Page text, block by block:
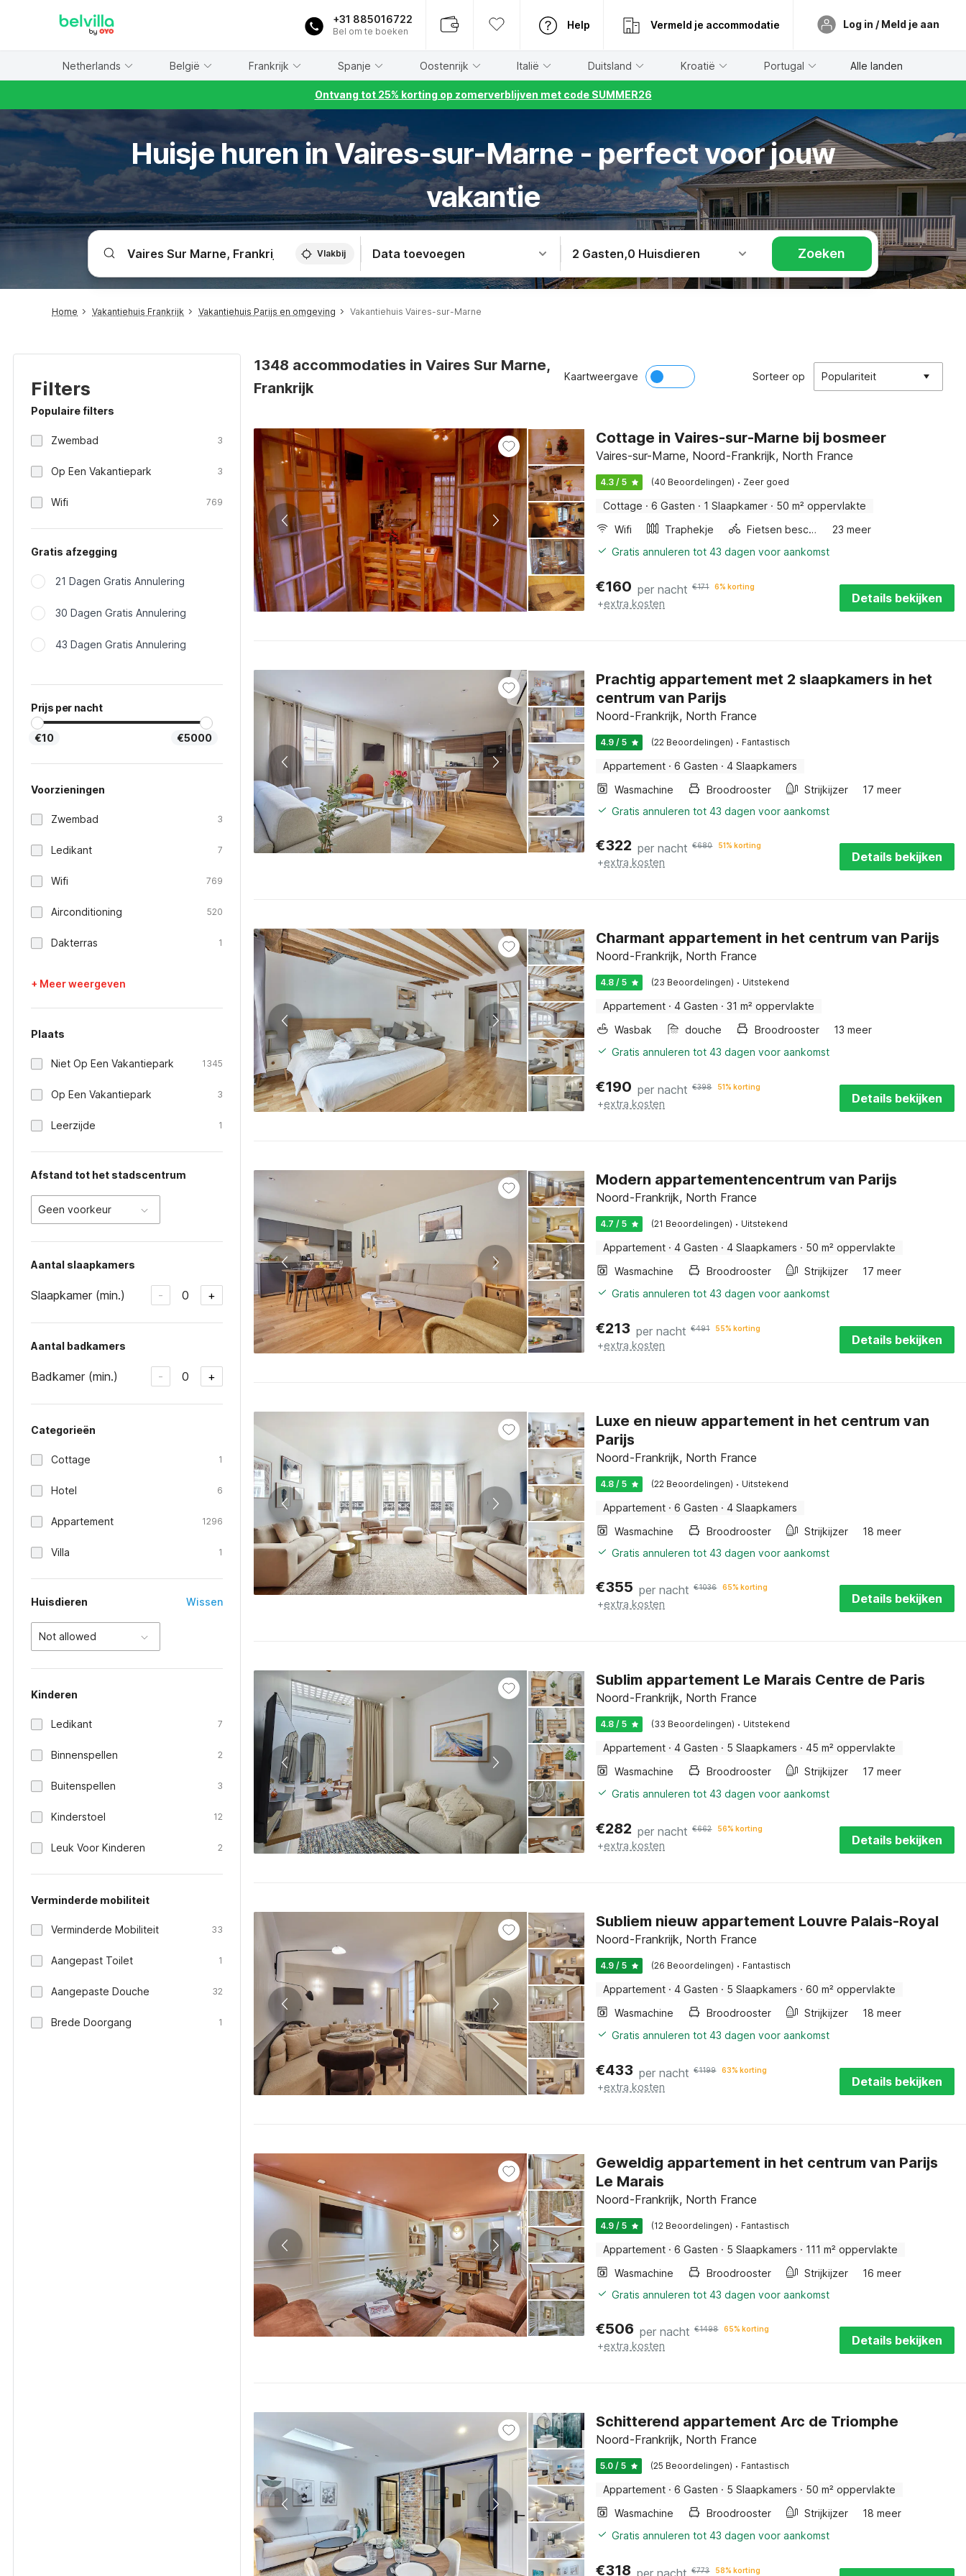
+31 885016722
Bel om te boeken
Help Vermeld je accommodatie Log in / Meld je aan
Netherlands België Frankrijk Spanje Oostenrijk Italië Duitsland Kroatië Portugal Alle landen
Ontvang tot 25% korting op zomerverblijven met code SUMMER26
Huisje huren in Vaires-sur-Marne - perfect voor jouw
vakantie
Vlakbij Data toevoegen 2 Gasten,0 Huisdieren Zoeken
Home Vakantiehuis Frankrijk Vakantiehuis Parijs en omgeving Vakantiehuis Vaires-sur-Marne
Filters
Populaire filters
Zwembad 3
Op Een Vakantiepark 3
Wifi 769
Gratis afzegging
21 Dagen Gratis Annulering
30 Dagen Gratis Annulering
43 Dagen Gratis Annulering
Prijs per nacht
€10 €5000
Voorzieningen
Zwembad 3
Ledikant 7
Wifi 769
Airconditioning 520
Dakterras 1
+ Meer weergeven
Plaats
Niet Op Een Vakantiepark 1345
Op Een Vakantiepark 3
Leerzijde 1
Afstand tot het stadscentrum
Geen voorkeur
Aantal slaapkamers
Slaapkamer (min.) - 0 +
Aantal badkamers
Badkamer (min.) - 0 +
Categorieën
Cottage 1
Hotel 6
Appartement 1296
Villa 1
Huisdieren Wissen
Not allowed
Kinderen
Ledikant 7
Binnenspellen 2
Buitenspellen 3
Kinderstoel 12
Leuk Voor Kinderen 2
Verminderde mobiliteit
Verminderde Mobiliteit 33
Aangepast Toilet 1
Aangepaste Douche 32
Brede Doorgang 1
1348 accommodaties in Vaires Sur Marne,
Frankrijk
Kaartweergave Sorteer op Populariteit
Cottage in Vaires-sur-Marne bij bosmeer
Vaires-sur-Marne, Noord-Frankrijk, North France
4.3 / 5 (40 Beoordelingen) · Zeer goed
Cottage · 6 Gasten · 1 Slaapkamer · 50 m² oppervlakte
Wifi
Traphekje Fietsen beschikbaar
23 meer
Gratis annuleren tot 43 dagen voor aankomst
€160 per nacht €171 6% korting
+extra kosten Details bekijken
Prachtig appartement met 2 slaapkamers in het
centrum van Parijs
Noord-Frankrijk, North France
4.9 / 5 (22 Beoordelingen) · Fantastisch
Appartement · 6 Gasten · 4 Slaapkamers
Wasmachine
Broodrooster Strijkijzer
17 meer
Gratis annuleren tot 43 dagen voor aankomst
€322 per nacht €680 51% korting
+extra kosten Details bekijken
Charmant appartement in het centrum van Parijs
Noord-Frankrijk, North France
4.8 / 5 (23 Beoordelingen) · Uitstekend
Appartement · 4 Gasten · 31 m² oppervlakte
Wasbak
douche Broodrooster
13 meer
Gratis annuleren tot 43 dagen voor aankomst
€190 per nacht €398 51% korting
+extra kosten Details bekijken
Modern appartementencentrum van Parijs
Noord-Frankrijk, North France
4.7 / 5 (21 Beoordelingen) · Uitstekend
Appartement · 4 Gasten · 4 Slaapkamers · 50 m² oppervlakte
Wasmachine
Broodrooster Strijkijzer
17 meer
Gratis annuleren tot 43 dagen voor aankomst
€213 per nacht €491 55% korting
+extra kosten Details bekijken
Luxe en nieuw appartement in het centrum van
Parijs
Noord-Frankrijk, North France
4.8 / 5 (22 Beoordelingen) · Uitstekend
Appartement · 6 Gasten · 4 Slaapkamers
Wasmachine
Broodrooster Strijkijzer
18 meer
Gratis annuleren tot 43 dagen voor aankomst
€355 per nacht €1036 65% korting
+extra kosten Details bekijken
Sublim appartement Le Marais Centre de Paris
Noord-Frankrijk, North France
4.8 / 5 (33 Beoordelingen) · Uitstekend
Appartement · 4 Gasten · 5 Slaapkamers · 45 m² oppervlakte
Wasmachine
Broodrooster Strijkijzer
17 meer
Gratis annuleren tot 43 dagen voor aankomst
€282 per nacht €662 56% korting
+extra kosten Details bekijken
Subliem nieuw appartement Louvre Palais-Royal
Noord-Frankrijk, North France
4.9 / 5 (26 Beoordelingen) · Fantastisch
Appartement · 4 Gasten · 5 Slaapkamers · 60 m² oppervlakte
Wasmachine
Broodrooster Strijkijzer
18 meer
Gratis annuleren tot 43 dagen voor aankomst
€433 per nacht €1199 63% korting
+extra kosten Details bekijken
Geweldig appartement in het centrum van Parijs
Le Marais
Noord-Frankrijk, North France
4.9 / 5 (12 Beoordelingen) · Fantastisch
Appartement · 6 Gasten · 5 Slaapkamers · 111 m² oppervlakte
Wasmachine
Broodrooster Strijkijzer
16 meer
Gratis annuleren tot 43 dagen voor aankomst
€506 per nacht €1498 65% korting
+extra kosten Details bekijken
Schitterend appartement Arc de Triomphe
Noord-Frankrijk, North France
5.0 / 5 (25 Beoordelingen) · Fantastisch
Appartement · 6 Gasten · 5 Slaapkamers · 50 m² oppervlakte
Wasmachine
Broodrooster Strijkijzer
18 meer
Gratis annuleren tot 43 dagen voor aankomst
€318 per nacht €773 58% korting